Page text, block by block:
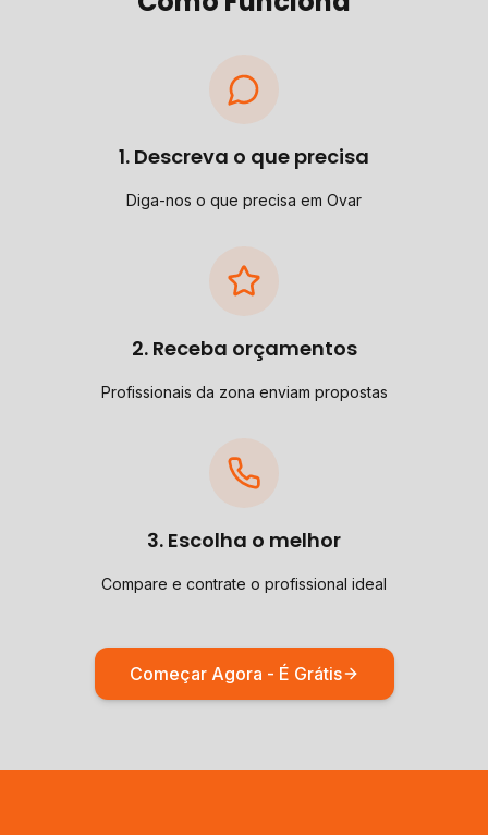
1. Descreva o que precisa
Diga-nos o que precisa em Ovar
2. Receba orçamentos
Profissionais da zona enviam propostas
3. Escolha o melhor
Compare e contrate o profissional ideal
Começar Agora - É Grátis